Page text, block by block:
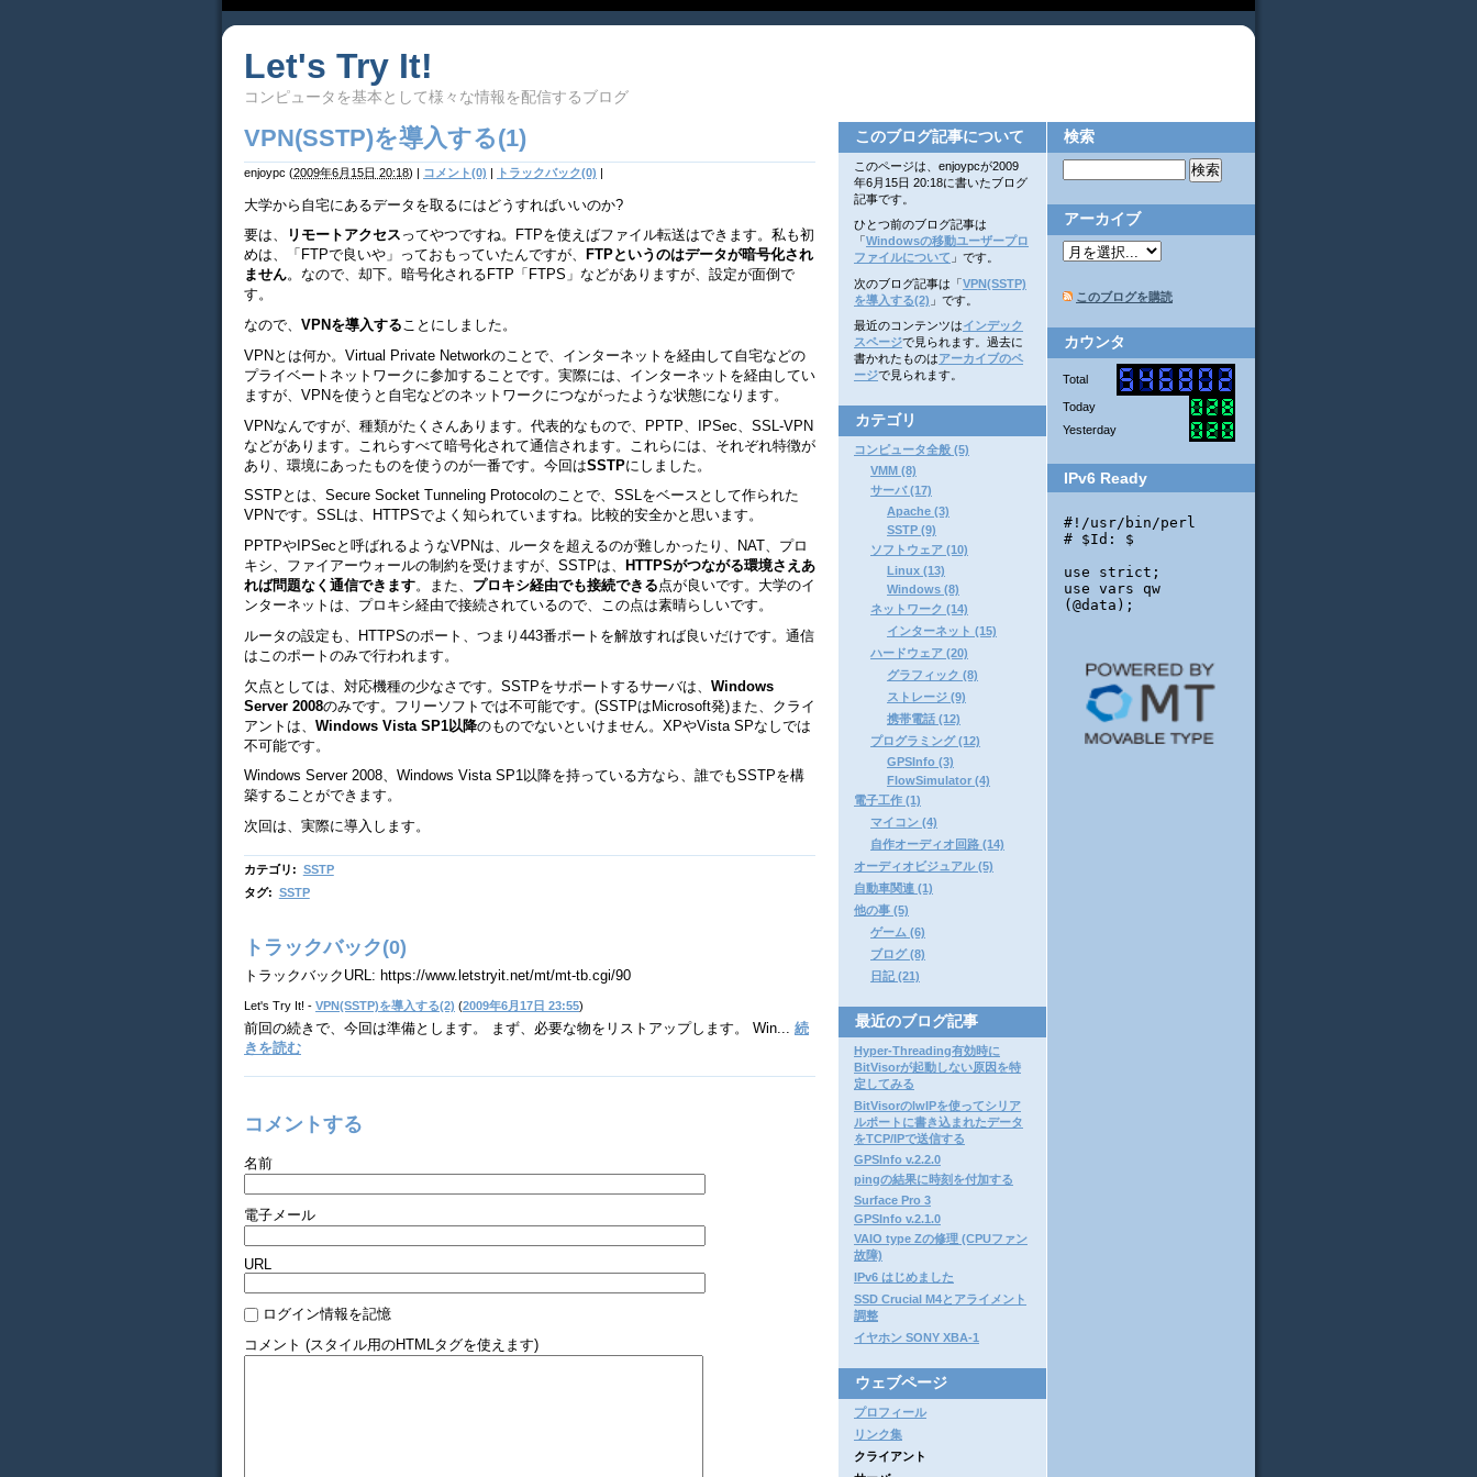
Let's Try It!
コンピュータを基本として様々な情報を配信するブログ
VPN(SSTP)を導入する(1)
enjoypc (2009年6月15日 20:18) | コメント(0) | トラックバック(0) |
大学から自宅にあるデータを取るにはどうすればいいのか?
要は、
リモートアクセス ってやつですね。FTPを使えばファイル転送はできます。私も初
めは、「FTPで良いや」っておもっていたんですが、
FTPというのはデータが暗号化され
ません。なので、却下。暗号化されるFTP「FTPS」などがありますが、設定が面倒で
す。
なので、 VPNを導入することにしました。
VPNとは何か。Virtual Private Networkのことで、インターネットを経由して自宅などの
プライベートネットワークに参加することです。実際には、インターネットを経由してい
ますが、VPNを使うと自宅などのネットワークにつながったような状態になります。
VPNなんですが、種類がたくさんあります。代表的なもので、PPTP、IPSec、SSL-VPN
などがあります。これらすべて暗号化されて通信されます。これらには、それぞれ特徴が
あり、環境にあったものを使うのが一番です。今回はSSTPにしました。
SSTPとは、Secure Socket Tunneling Protocolのことで、SSLをベースとして作られた
VPNです。SSLは、HTTPSでよく知られていますね。比較的安全かと思います。
PPTPやIPSecと呼ばれるようなVPNは、ルータを超えるのが難しかったり、NAT、プロ
キシ、ファイアーウォールの制約を受けますが、SSTPは、
HTTPSがつながる環境さえあ
れば問題なく通信できます。また、 プロキシ経由でも接続できる点が良いです。大学のイ
ンターネットは、プロキシ経由で接続されているので、この点は素晴らしいです。
ルータの設定も、HTTPSのポート、つまり443番ポートを解放すれば良いだけです。通信
はこのポートのみで行われます。
欠点としては、対応機種の少なさです。SSTPをサポートするサーバは、 Windows
Server 2008のみです。フリーソフトでは不可能です。(SSTPはMicrosoft発)また、クライ
アントは、 Windows Vista SP1以降のものでないといけません。XPやVista SPなしでは
不可能です。
Windows Server 2008、Windows Vista SP1以降を持っている方なら、誰でもSSTPを構
築することができます。
次回は、実際に導入します。
カテゴリ : SSTP
タグ: SSTP
トラックバック(0)
トラックバックURL: https://www.letstryit.net/mt/mt-tb.cgi/90
Let's Try It! - VPN(SSTP)を導入する(2) (2009年6月17日 23:55)
前回の続きで、今回は準備とします。 まず、必要な物をリストアップします。 Win... 続
きを読む
コメントする
名前
電子メール
URL
ログイン情報を記憶
コメント (スタイル用のHTMLタグを使えます)
検索
アーカイブ
このブログを購読
カウンタ
Total
Today
Yesterday
IPv6 Ready
このブログ記事について
このページは、enjoypcが2009
年6月15日 20:18に書いたブログ
記事です。
ひとつ前のブログ記事は
「 Windowsの移動ユーザープロ
ファイルについて 」です。
次のブログ記事は「VPN(SSTP)
を導入する(2) 」です。
最近のコンテンツはインデック
スページで見られます。過去に
書かれたものはアーカイブのペ
ージで見られます。
カテゴリ
コンピュータ全般 (5)
VMM (8)
サーバ (17)
Apache (3)
SSTP (9)
ソフトウェア (10)
Linux (13)
Windows (8)
ネットワーク (14)
インターネット (15)
ハードウェア (20)
グラフィック (8)
ストレージ (9)
携帯電話 (12)
プログラミング (12)
GPSInfo (3)
FlowSimulator (4)
電子工作 (1)
マイコン (4)
自作オーディオ回路 (14)
オーディオビジュアル (5)
自動車関連 (1)
他の事 (5)
ゲーム (6)
ブログ (8)
日記 (21)
最近のブログ記事
Hyper-Threading有効時に
BitVisorが起動しない原因を特
定してみる
BitVisorのlwIPを使ってシリア
ルポートに書き込まれたデータ
をTCP/IPで送信する
GPSInfo v.2.2.0
pingの結果に時刻を付加する
Surface Pro 3
GPSInfo v.2.1.0
VAIO type Zの修理 (CPUファン
故障)
IPv6 はじめました
SSD Crucial M4とアライメント
調整
イヤホン SONY XBA-1
ウェブページ
プロフィール
リンク集
クライアント